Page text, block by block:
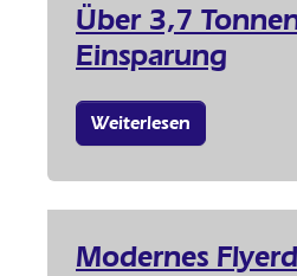
Über 3,7
Einsparung
Weiterlesen
Modernes